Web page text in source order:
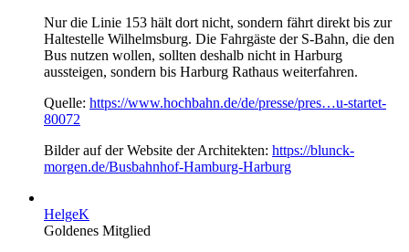
Nur die Linie 153 hält dort nicht, sondern fährt direkt bis zur
Haltestelle Wilhelmsburg. Die Fahrgäste der S-Bahn, die den
Bus nutzen wollen, sollten deshalb nicht in Harburg
aussteigen, sondern bis Harburg Rathaus weiterfahren.
Quelle: https://www.hochbahn.de/de/presse/pres…u-startet-
80072
Bilder auf der Website der Architekten: https://blunck-
morgen.de/Busbahnhof-Hamburg-Harburg
HelgeK
Goldenes Mitglied